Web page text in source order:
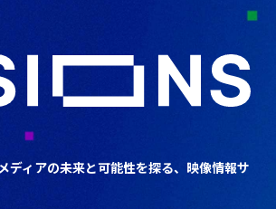
ディアの未来と可能性を探る、映像情報サ